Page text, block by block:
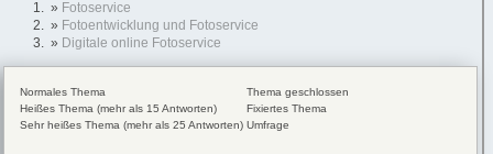
» Fotoservice
» Fotoentwicklung und Fotoservice
» Digitale online Fotoservice
Normales Thema
Heißes Thema (mehr als 15 Antworten)
Sehr heißes Thema (mehr als 25 Antworten)
Thema geschlossen
Fixiertes Thema
Umfrage